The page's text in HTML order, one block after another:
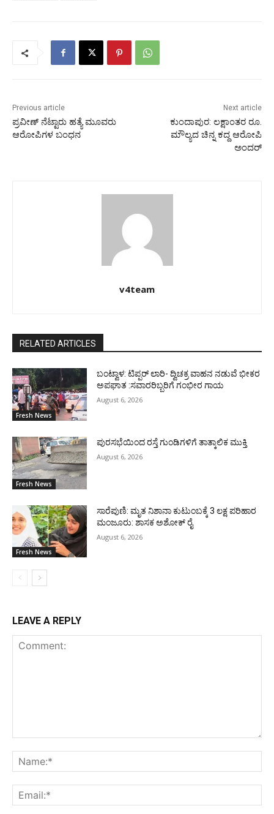
Previous article
ಪ್ರವೀಣ್ ನೆಟ್ಟಾರು ಹತ್ಯೆ ಮೂವರು
ಆರೋಪಿಗಳ ಬಂಧನ
Next article
ಕುಂದಾಪುರ: ಲಕ್ಷಾಂತರ ರೂ.
ಮೌಲ್ಯದ ಚಿನ್ನ ಕದ್ದ ಆರೋಪಿ
ಅಂದರ್
v4team
RELATED ARTICLES
Fresh News
ಬಂಟ್ವಾಳ: ಟಿಪ್ಪರ್ ಲಾರಿ- ದ್ವಿಚಕ್ರ ವಾಹನ ನಡುವೆ ಭೀಕರ
ಅಪಘಾತ :ಸವಾರರಿಬ್ಬರಿಗೆ ಗಂಭೀರ ಗಾಯ
August 6, 2026
Fresh News
ಪುರಸಭೆಯಿಂದ ರಸ್ತೆ ಗುಂಡಿಗಳಿಗೆ ತಾತ್ಕಾಲಿಕ ಮುಕ್ತಿ
August 6, 2026
Fresh News
ಸಾರೆಪುಣಿ: ಮೃತ ನಿಶಾನಾ ಕುಟುಂಬಕ್ಕೆ 3 ಲಕ್ಷ ಪರಿಹಾರ
ಮಂಜೂರು: ಶಾಸಕ ಅಶೋಕ್ ರೈ
August 6, 2026
LEAVE A REPLY